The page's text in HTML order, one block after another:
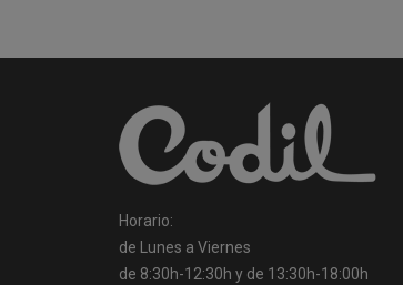
Horario:
de Lunes a Viernes
de 8:30h-12:30h y de 13:30h-18:00h